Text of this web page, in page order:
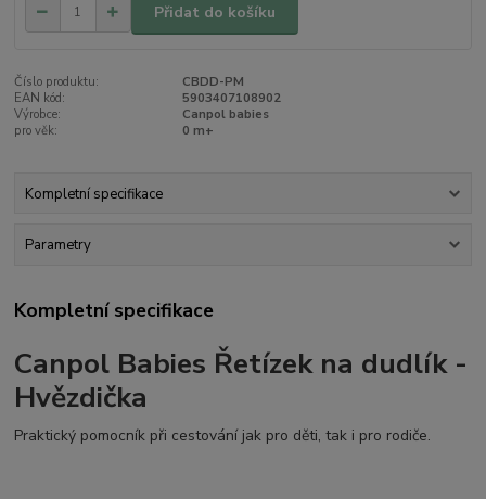
Přidat do košíku
Číslo produktu:
CBDD-PM
EAN kód:
5903407108902
Výrobce:
Canpol babies
pro věk:
0 m+
Kompletní specifikace
Parametry
Kompletní specifikace
Canpol Babies Řetízek na dudlík -
Hvězdička
Praktický pomocník při cestování jak pro děti, tak i pro rodiče.